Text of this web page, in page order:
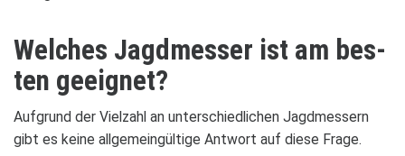
Wel­ches Jagd­mes­ser ist am bes­
ten geeig­net?
Auf­grund der Viel­zahl an unter­schied­li­chen Jagd­mes­sern
gibt es keine all­ge­mein­gül­tige Ant­wort auf diese Frage.